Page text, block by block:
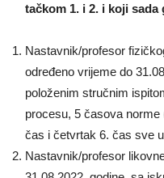
tačkom 1. i 2. i koji sada
Nastavnik/profesor
određeno vrijeme do
položenim stručnim
procesu, 5 časova norme
čas i četvrtak 6. čas sve
Nastavnik/profesor